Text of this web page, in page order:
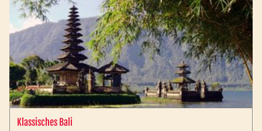
Klassisches Bali